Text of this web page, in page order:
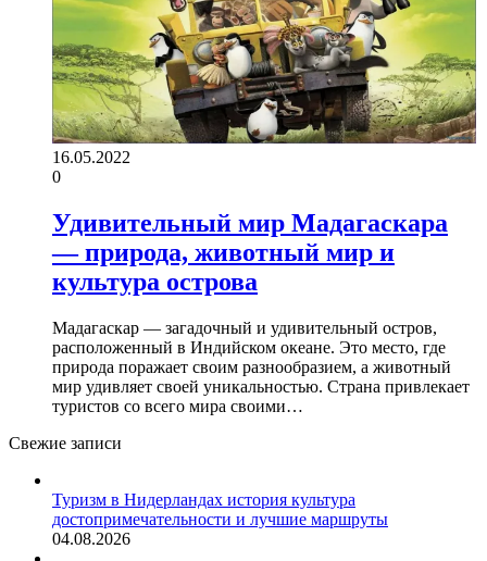
16.05.2022
0
Удивительный мир Мадагаскара
— природа, животный мир и
культура острова
Мадагаскар — загадочный и удивительный остров,
расположенный в Индийском океане. Это место, где
природа поражает своим разнообразием, а животный
мир удивляет своей уникальностью. Страна привлекает
туристов со всего мира своими…
Свежие записи
Туризм в Нидерландах история культура
достопримечательности и лучшие маршруты
04.08.2026